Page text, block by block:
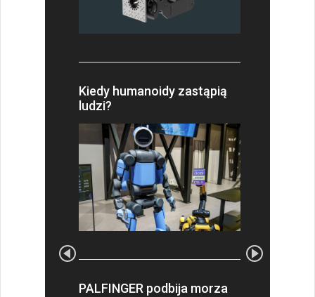
Kiedy humanoidy zastąpią
ludzi?
PALFINGER podbija morza